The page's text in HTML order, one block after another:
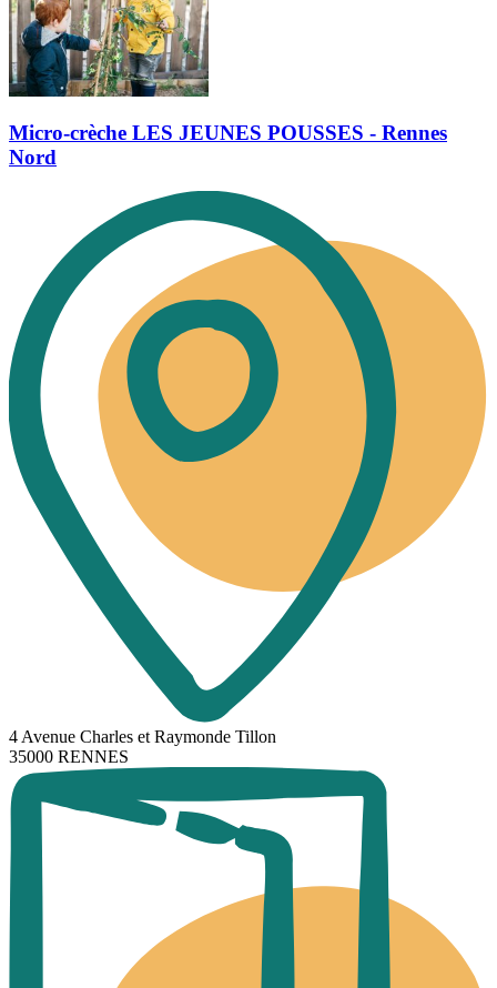
Micro-crèche LES JEUNES POUSSES - Rennes
Nord
4 Avenue Charles et Raymonde Tillon
35000 RENNES